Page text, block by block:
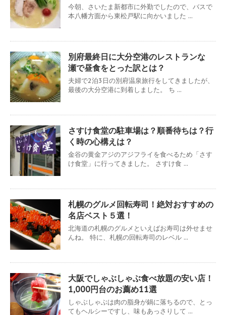
今朝、さいたま新都市に外勤でしたので、バスで
本八幡方面から東松戸駅に向かいました ...
別府最終日に大分空港のレストランなゝ
瀬で昼食をとった訳とは？
夫婦で2泊3日の別府温泉旅行をしてきましたが、
最後の大分空港に到着しました。 ち ...
さすけ食堂の駐車場は？順番待ちは？行
く時の心構えは？
金谷の黄金アジのアジフライを食べるため「さす
け食堂」に行ってきました。 さすけ食 ...
札幌のグルメ回転寿司！絶対おすすめの
名店ベスト５選！
北海道の札幌のグルメといえばお寿司は外せませ
んね。 特に、札幌の回転寿司のレベル ...
大阪でしゃぶしゃぶ食べ放題の安い店！
1,000円台のお薦め11選
しゃぶしゃぶは肉の脂身が鍋に落ちるので、とっ
てもヘルシーですし、味もあっさりして ...